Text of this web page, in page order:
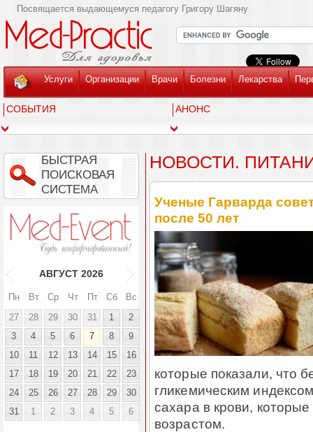
Посвящается выдающемуся педагогу Григору Шагяну
Услуги Организации Врачи Болезни Лекарства
СОБЫТИЯ АНОНС
БЫСТРАЯ
ПОИСКОВАЯ
СИСТЕМА
АВГУСТ 2026
Пн Вт Ср Чт Пт Сб
Вс
27
28 29 30 31 1
2
3
4 5 6 7 8
9
10
11 12 13 14 15
16
17
18 19 20 21 22
23
24
25 26 27 28 29
30
31
1 2 3 4 5 6
НОВОСТИ.
Ученые Гарварда
после 50 лет
которые показали, что
гликемическим
сахара в крови,
возрастом.